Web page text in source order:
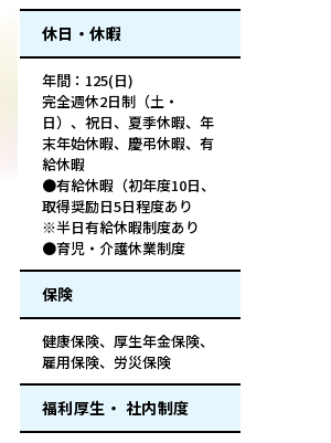
休日・休暇
年間：125(日)
完全週休2日制（土・
日）、祝日、夏季休暇、年
末年始休暇、慶弔休暇、有
給休暇
●有給休暇（初年度10日、
取得奨励日5日程度あり
※半日有給休暇制度あり
●育児・介護休業制度
保険
健康保険、厚生年金保険、
雇用保険、労災保険
福利厚生・ 社内制度